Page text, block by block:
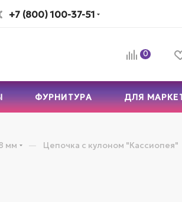
+7 (800) 100-37-51
0
ФУРНИТУРА ДЛЯ
мм — Цепочка с кулоном "Кассиопея"